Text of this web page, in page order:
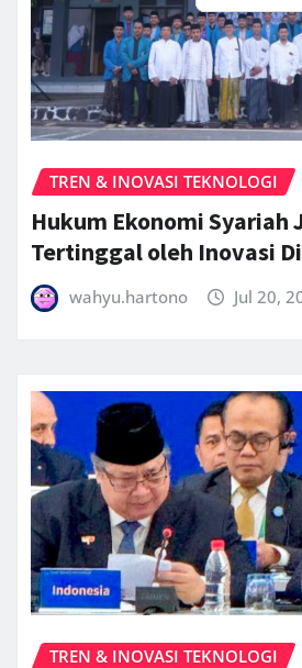
TREN & INOVASI TEKNOLOGI
Hukum Ekonomi Syariah
Tertinggal oleh Inovasi
wahyu.hartono Jul 20,
TREN & INOVASI TEKNOLOGI